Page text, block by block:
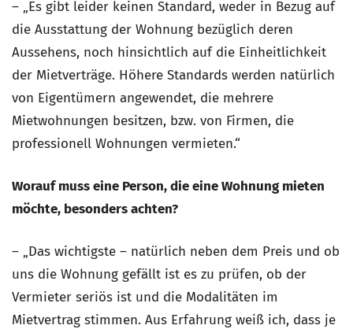
– „Es gibt leider keinen Standard, weder in Bezug auf
die Ausstattung der Wohnung bezüglich deren
Aussehens, noch hinsichtlich auf die Einheitlichkeit
der Mietverträge. Höhere Standards werden natürlich
von Eigentümern angewendet, die mehrere
Mietwohnungen besitzen, bzw. von Firmen, die
professionell Wohnungen vermieten.“
Worauf muss eine Person, die eine Wohnung mieten
möchte, besonders achten?
– „Das wichtigste – natürlich neben dem Preis und ob
uns die Wohnung gefällt ist es zu prüfen, ob der
Vermieter seriös ist und die Modalitäten im
Mietvertrag stimmen. Aus Erfahrung weiß ich, dass je